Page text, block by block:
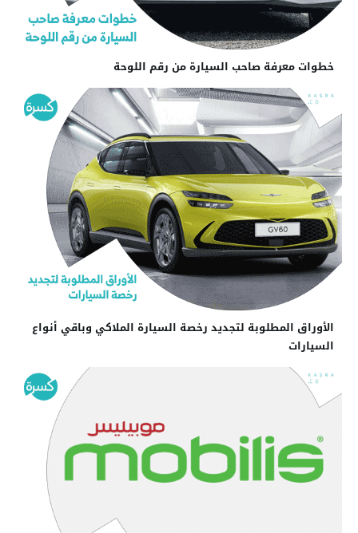
خطوات معرفة صاحب السيارة من رقم اللوحة
الأوراق المطلوبة لتجديد رخصة السيارة الملاكي وباقي أنواع
السيارات